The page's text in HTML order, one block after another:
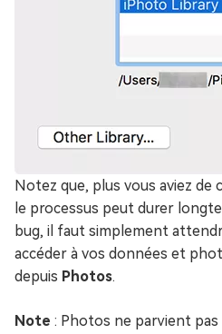
Notez que, plus vous aviez de
le processus peut durer
bug, il faut simplement
accéder à vos données et
depuis Photos.
Note : Photos ne parvient